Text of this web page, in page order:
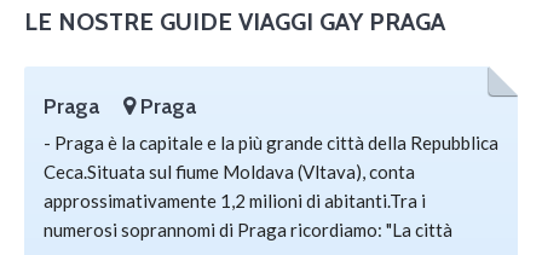
LE NOSTRE GUIDE VIAGGI GAY PRAGA
Praga Praga
- Praga è la capitale e la più grande città della Repubblica
Ceca.Situata sul fiume Moldava (Vltava), conta
approssimativamente 1,2 milioni di abitanti.Tra i
numerosi soprannomi di Praga ricordiamo: "La città